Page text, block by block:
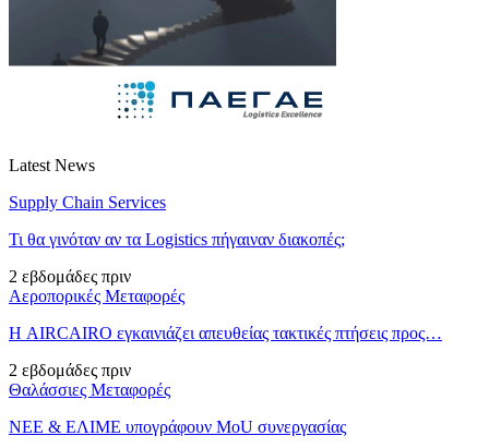
Latest News
Supply Chain Services
Τι θα γινόταν αν τα Logistics πήγαιναν διακοπές;
2 εβδομάδες πριν
Αεροπορικές Μεταφορές
Η AIRCAIRO εγκαινιάζει απευθείας τακτικές πτήσεις προς…
2 εβδομάδες πριν
Θαλάσσιες Μεταφορές
ΝΕΕ & ΕΛΙΜΕ υπογράφουν MoU συνεργασίας